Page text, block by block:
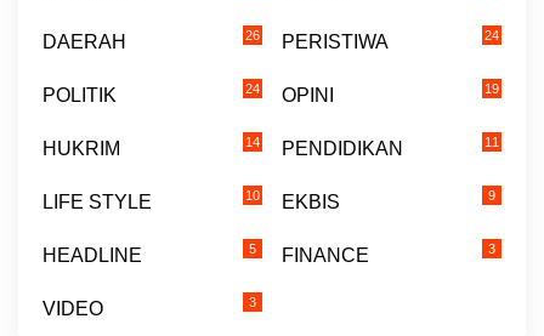
DAERAH 26 PERISTIWA 24
POLITIK 24 OPINI 19
HUKRIM 14 PENDIDIKAN 11
LIFE STYLE 10 EKBIS 9
HEADLINE 5 FINANCE 3
VIDEO 3